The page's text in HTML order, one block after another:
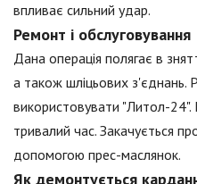
впливає сильний удар.
Ремонт і обслуговування
Дана операція полягає в
а також шліцьових з'єднань.
використовувати "Литол-24".
тривалий час. Закачується
допомогою прес-маслянок.
Як демонтується